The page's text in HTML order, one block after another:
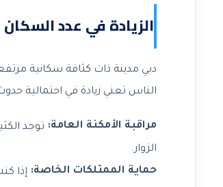
الزيادة في عدد
دبي مدينة ذات كثافة سكانية
الناس تعني زيادة في احتمالية
مراقبة الأمكنة العامة: توجد
الزوار.
حماية الممتلكات الخاصة: إذا